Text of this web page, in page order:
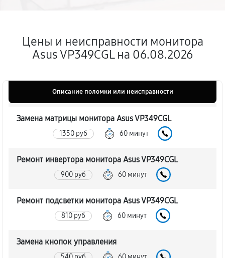
Цены и неисправности монитора
Asus VP349CGL на 06.08.2026
Описание поломки или неисправности
Замена матрицы монитора Asus VP349CGL
1350 руб 60 минут
Ремонт инвертора монитора Asus VP349CGL
900 руб 60 минут
Ремонт подсветки монитора Asus VP349CGL
810 руб 60 минут
Замена кнопок управления